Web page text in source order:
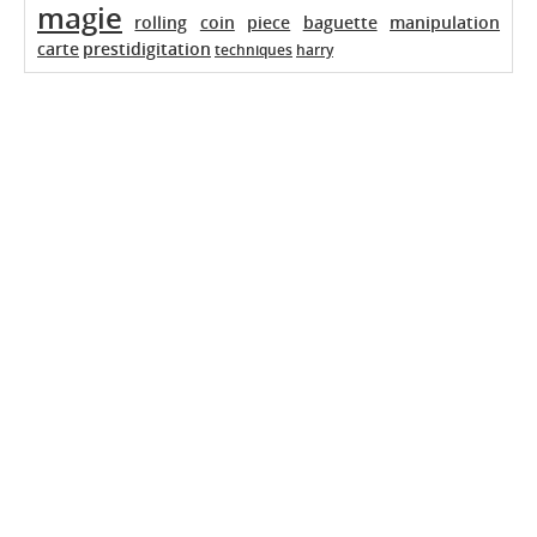
magie rolling coin piece baguette manipulation
carte prestidigitation techniques harry